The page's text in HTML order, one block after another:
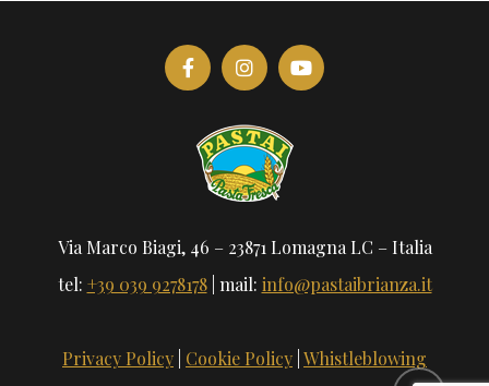
Via Marco Biagi, 46 – 23871 Lomagna LC – Italia
tel: +39 039 9278178| mail: info@pastaibrianza.it
Privacy Policy Cookie Policy Whistleblowing